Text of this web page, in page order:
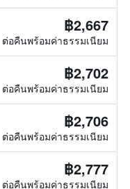
฿2,667
ต่อคืนพร้อมค่าธรรมเนียม
฿2,702
ต่อคืนพร้อมค่าธรรมเนียม
฿2,706
ต่อคืนพร้อมค่าธรรมเนียม
฿2,777
ต่อคืนพร้อมค่าธรรมเนียม